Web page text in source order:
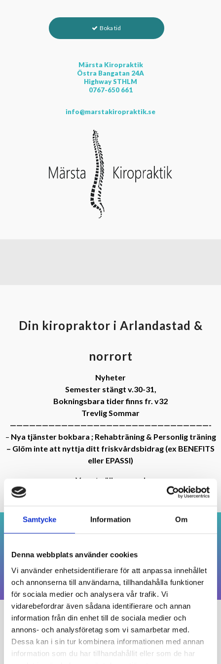
Samtycke Information Om
Denna webbplats använder cookies
Vi använder enhetsidentifierare för att anpassa innehållet
och annonserna till användarna, tillhandahålla funktioner
för sociala medier och analysera vår trafik. Vi
vidarebefordrar även sådana identifierare och annan
information från din enhet till de sociala medier och
annons- och analysföretag som vi samarbetar med.
Dessa kan i sin tur kombinera informationen med annan
information som du har tillhandahållit eller som de har
Boka tid
Märsta Kiropraktik
Östra Bangatan 24A
Highway STHLM
0767-650 661
info@marstakiropraktik.se
Din kiropraktor i Arlandastad &
norrort
Nyheter
Semester stängt v.30-31,
Bokningsbara tider finns fr. v32
Trevlig Sommar
———————————————————————————————-
– Nya tjänster bokbara ; Rehabträning & Personlig träning
– Glöm inte att nyttja ditt friskvårdsbidrag (ex BENEFITS
eller EPASSI)
Varmt välkommen!
SÄGER
”Kompetenta och
empatiska, tack
för hjälpen”
”Julen är räddad!
Tack för hjälpen
Emanuel”
”Fick bra akut
hjälp av min onda
axel +
rehabövningar,
stort tack!”
”Stort tack Eric för
hjälpen, hade
nästan gett upp
om en smärtfri
rygg”
”Grymt bra och
trevligt
bemötande”
”Jag blev verkligen
nöjd!”
”Jag hade aldrig
klarat av helgen
utan din hjälp!
Emanuel stort
tack!”
”Vilket ställe!
Rekommenderar
starkt!”
”Toppen! Kom ut
som en ny
människa”
[/trx_testimonials_item]
VI SOM JOBBAR PÅ
MÄRSTA KIROPRAKTIK